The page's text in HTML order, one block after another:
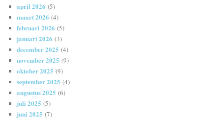
april 2026 (5)
maart 2026 (4)
februari 2026 (5)
januari 2026 (3)
december 2025 (4)
november 2025 (9)
oktober 2025 (9)
september 2025 (4)
augustus 2025 (6)
juli 2025 (5)
juni 2025 (7)